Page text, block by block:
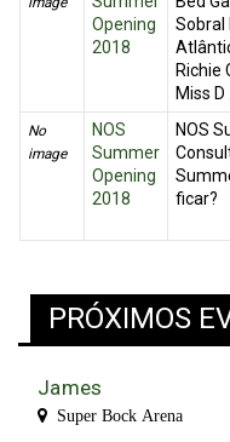
Opening
2018
Sobral
Richie
Miss D ...
No
image
NOS
Summer
Opening
2018
NOS
ficar?
PRÓXIMOS
James
Super Bock Arena